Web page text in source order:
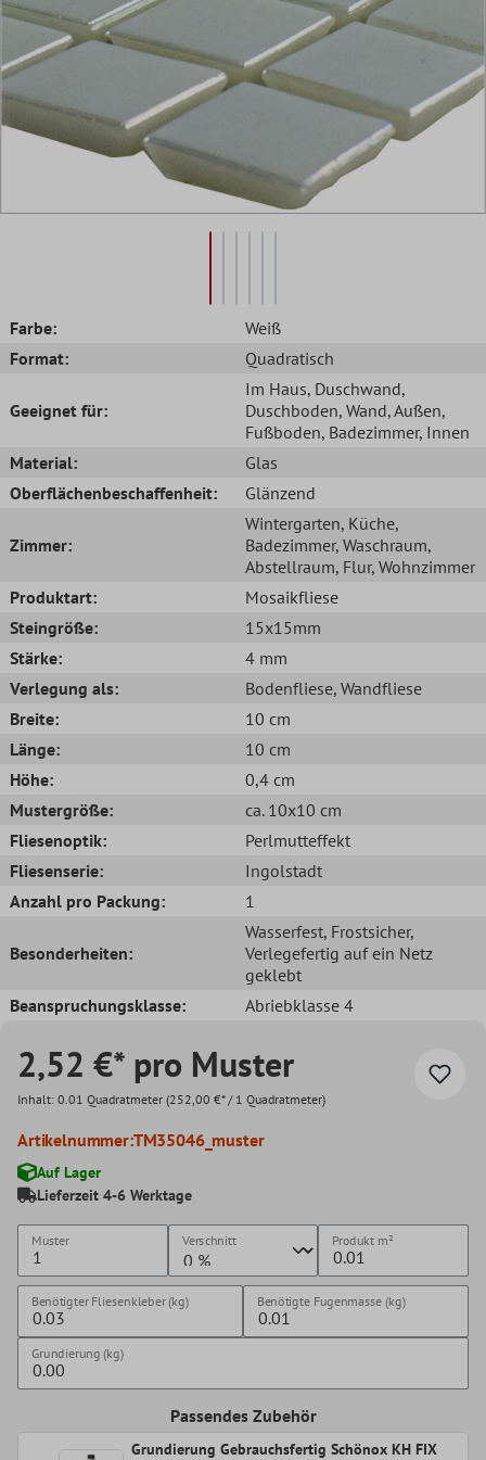
Farbe:
Weiß
Format:
Quadratisch
Geeignet für:
Im Haus, Duschwand,
Duschboden, Wand, Außen,
Fußboden, Badezimmer, Innen
Material:
Glas
Oberflächenbeschaffenheit:
Glänzend
Zimmer:
Wintergarten, Küche,
Badezimmer, Waschraum,
Abstellraum, Flur, Wohnzimmer
Produktart:
Mosaikfliese
Steingröße:
15x15mm
Stärke:
4 mm
Verlegung als:
Bodenfliese, Wandfliese
Breite:
10 cm
Länge:
10 cm
Höhe:
0,4 cm
Mustergröße:
ca. 10x10 cm
Fliesenoptik:
Perlmutteffekt
Fliesenserie:
Ingolstadt
Anzahl pro Packung:
1
Besonderheiten:
Wasserfest, Frostsicher,
Verlegefertig auf ein Netz
geklebt
Beanspruchungsklasse:
Abriebklasse 4
2,52 €* pro Muster
Inhalt: 0.01 Quadratmeter (252,00 €* / 1 Quadratmeter)
Artikelnummer:TM35046_muster
Auf Lager
Lieferzeit 4-6 Werktage
Muster Verschnitt Produkt m²
Benötigter Fliesenkleber (kg) Benötigte Fugenmasse (kg)
Grundierung (kg)
Passendes Zubehör
Grundierung Gebrauchsfertig Schönox KH FIX